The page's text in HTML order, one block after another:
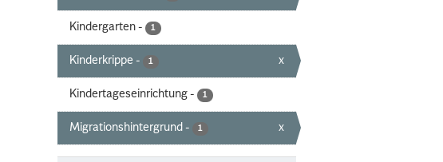
Kindergarten - 1
Kinderkrippe - 1 x
Kindertageseinrichtung - 1
Migrationshintergrund - 1 x